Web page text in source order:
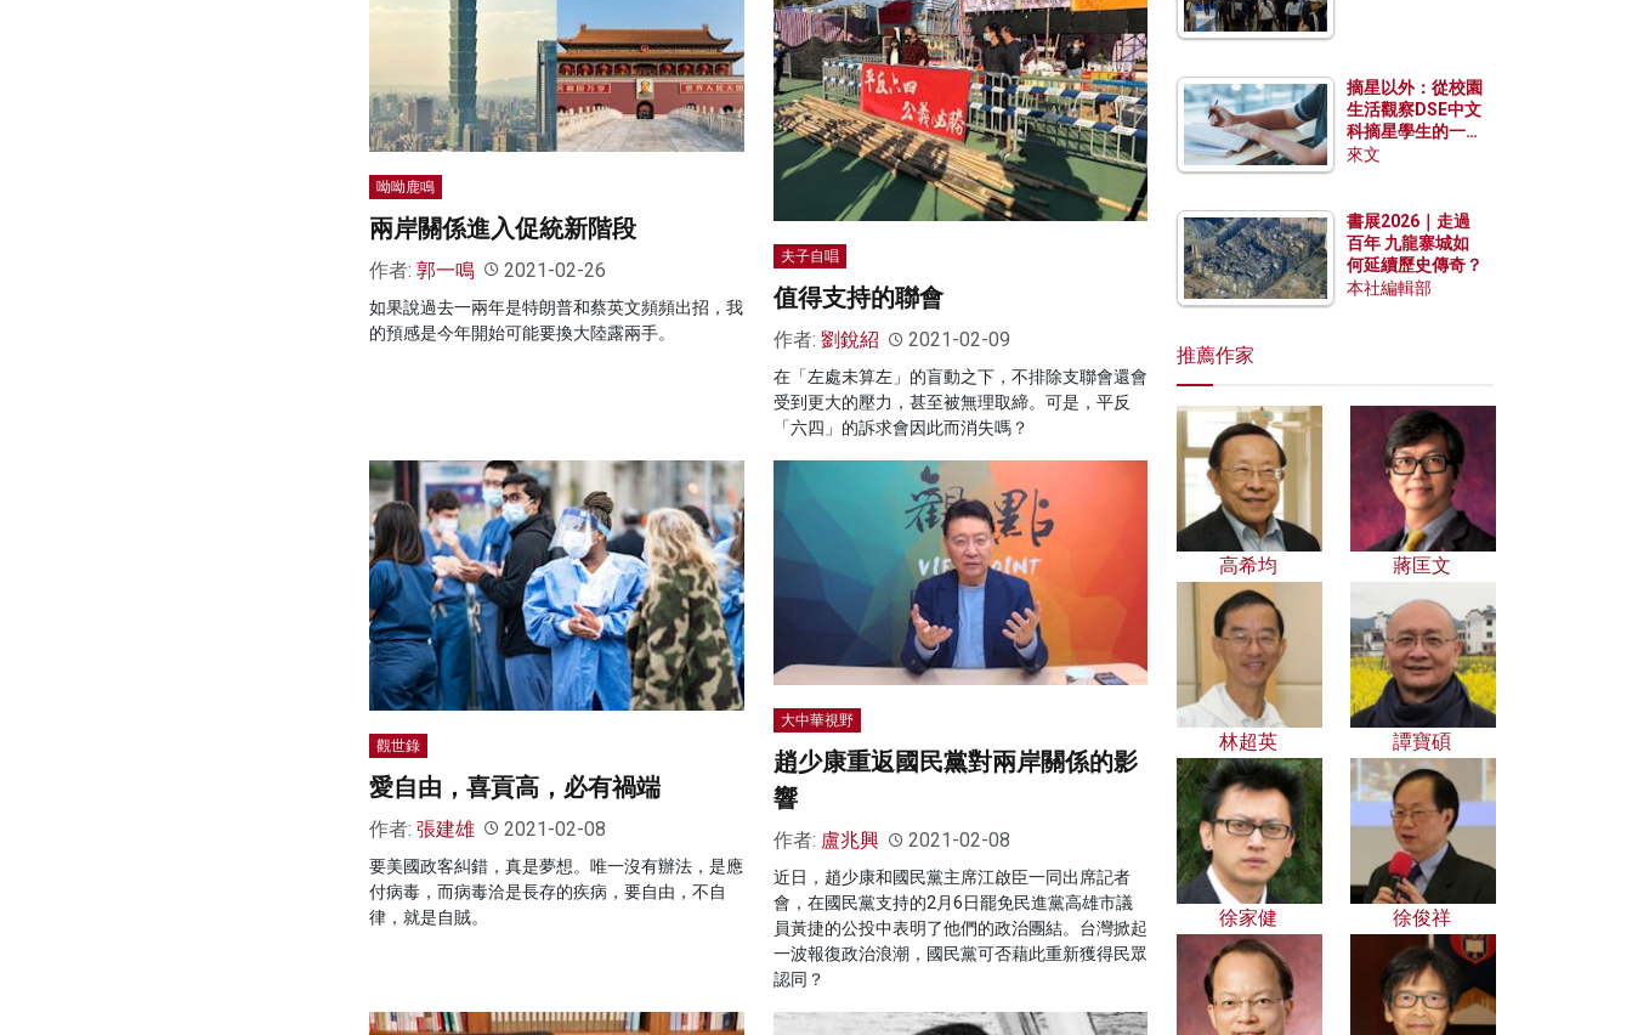
呦呦鹿鳴
兩岸關係進入促統新階段
作者: 郭一鳴 2021-02-26
如果說過去一兩年是特朗普和蔡英文頻頻出招，我
的預感是今年開始可能要換大陸露兩手。
夫子自唱
值得支持的聯會
作者: 劉銳紹 2021-02-09
在「左處未算左」的盲動之下，不排除支聯會還會
受到更大的壓力，甚至被無理取締。可是，平反
「六四」的訴求會因此而消失嗎？
觀世錄
愛自由，喜貢高，必有禍端
作者: 張建雄 2021-02-08
要美國政客糾錯，真是夢想。唯一沒有辦法，是應
付病毒，而病毒洽是長存的疾病，要自由，不自
律，就是自賊。
大中華視野
趙少康重返國民黨對兩岸關係的影
響
作者: 盧兆興 2021-02-08
近日，趙少康和國民黨主席江啟臣一同出席記者
會，在國民黨支持的2月6日罷免民進黨高雄市議
員黃捷的公投中表明了他們的政治團結。台灣掀起
一波報復政治浪潮，國民黨可否藉此重新獲得民眾
認同？
摘星以外：從校園
生活觀察DSE中文
科摘星學生的一點
特質
來文
書展2026｜走過
百年 九龍寨城如
何延續歷史傳奇？
本社編輯部
推薦作家
高希均 蔣匡文
林超英 譚寶碩
徐家健 徐俊祥